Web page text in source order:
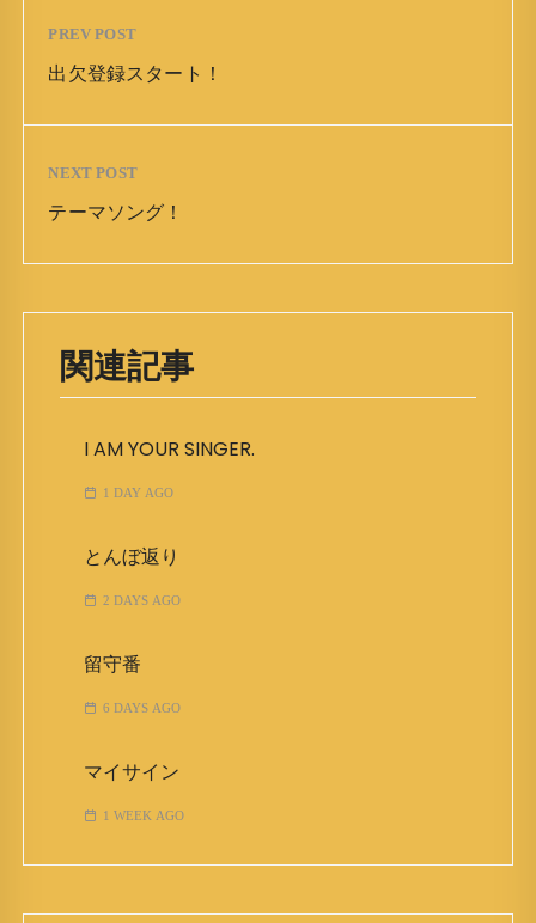
PREV POST
出欠登録スタート！
NEXT POST
テーマソング！
関連記事
I AM YOUR SINGER.
1 DAY AGO
とんぼ返り
2 DAYS AGO
留守番
6 DAYS AGO
マイサイン
1 WEEK AGO